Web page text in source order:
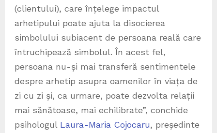
(clientului), care înțelege impactul
arhetipului poate ajuta la disocierea
simbolului subiacent de persoana reală care
întruchipează simbolul. În acest fel,
persoana nu-și mai transferă sentimentele
despre arhetip asupra oamenilor în viața de
zi cu zi și, ca urmare, poate dezvolta relații
mai sănătoase, mai echilibrate”, conchide
psihologul Laura-Maria Cojocaru, președinte